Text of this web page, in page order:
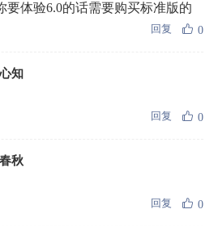
要体验6.0的话需要购买标准版的
回复 0
心知
回复 0
秋
回复 0